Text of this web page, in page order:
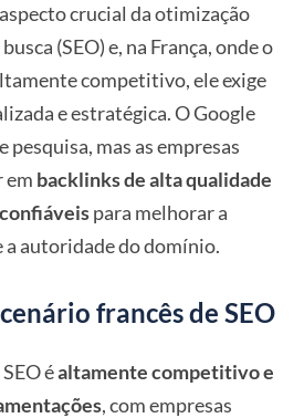
crucial da otimização
(SEO) e, na França, onde o
competitivo, ele exige
e estratégica. O Google
pesquisa, mas as empresas
em backlinks de alta qualidade
para melhorar a
autoridade do domínio.
francês de SEO
éaltamente competitivo e
, com empresas